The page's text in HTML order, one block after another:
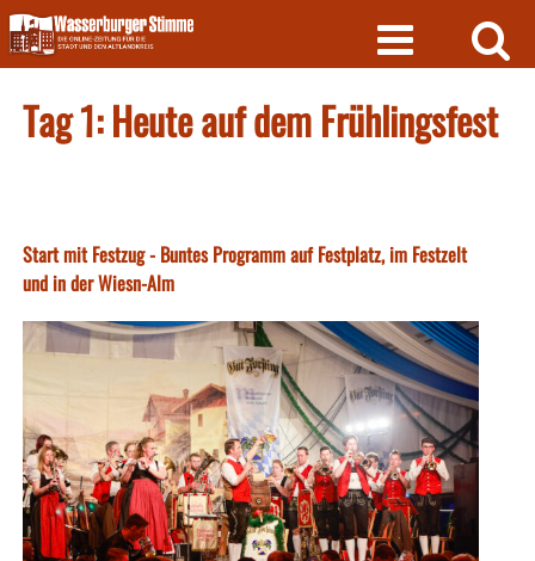
Skip
to
content
Tag 1: Heute auf dem Frühlingsfest
Start mit Festzug - Buntes Programm auf Festplatz, im Festzelt
und in der Wiesn-Alm